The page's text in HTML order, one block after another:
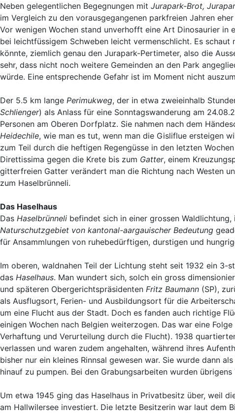
Neben gelegentlichen Begegnungen mit Jurapark-Brot,
im Vergleich zu den vorausgegangenen parkfreien Jahren
Vor wenigen Wochen stand unverhofft eine Art Dinosaurier in
bei leichtfüssigem Schweben leicht vermenschlicht. Es
könnte, ziemlich genau den Jurapark-Pertimeter, also die
sehr, dass nicht noch weitere Gemeinden an den Park
würde. Eine entsprechende Gefahr ist im Moment nicht
Der 5.5 km lange Perimukweg, der in etwa zweieinhalb
Schlienger) als Anlass für eine Sonntagswanderung am
Personen am Oberen Dorfplatz. Sie nahmen nach dem
Heidechile, wie man es tut, wenn man die Gisliflue ersteigen
zum Teil durch die heftigen Regengüsse in den letzten
Direttissima gegen die Krete bis zum Gatter, einem
gitterfreien Gatter verändert man die Richtung nach Westen
zum Haselbrünneli.
Das Haselhaus
Das Haselbrünneli befindet sich in einer grossen
Naturschutzgebiet von kantonal-aargauischer Bedeutung
für Ansammlungen von ruhebedürftigen, durstigen und
Im oberen, waldnahen Teil der Lichtung steht seit 1932 ein
das Haselhaus. Man wundert sich, solch ein gross
und späteren Obergerichtspräsidenten Fritz Baumann (SP),
als Ausflugsort, Ferien- und Ausbildungsort für die
um eine Flucht aus der Stadt. Doch es fanden auch richtige
einigen Wochen nach Belgien weiterzogen. Das war eine
Verhaftung und Verurteilung durch die Flucht). 1938
verlassen und waren zudem angehalten, während ihres
bisher nur ein kleines Rinnsal gewesen war. Sie wurde dann
hinauf zu pumpen. Bei den Grabungsarbeiten wurden
Um etwa 1945 ging das Haselhaus in Privatbesitz über, weil
am Hallwilersee investiert. Die letzte Besitzerin war laut dem